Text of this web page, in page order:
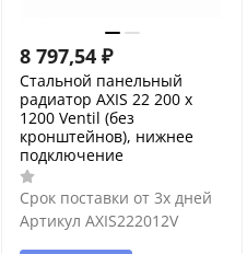
8 797,54 ₽
Стальной панельный
радиатор AXIS 22 200 x
1200 Ventil (без
кронштейнов), нижнее
подключение
Срок поставки от 3х дней
Артикул AXIS222012V